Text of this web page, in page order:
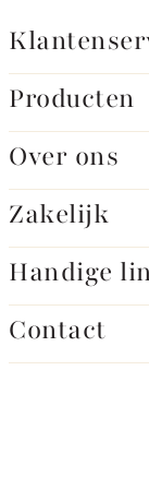
Producten
Over ons
Zakelijk
Handige
Contact